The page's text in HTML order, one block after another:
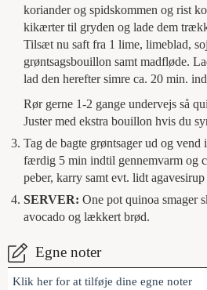
koriander og spidskommen og rist
kikærter til gryden og lade dem
Tilsæt nu saft fra 1 lime, limeblad,
grøntsagsbouillon samt madfløde.
lad den herefter simre ca. 20 min.
Rør gerne 1-2 gange undervejs så
Juster med ekstra bouillon hvis du
Tag de bagte grøntsager ud og
færdig 5 min indtil gennemvarm og
peber, karry samt evt. lidt
SERVER: One pot quinoa smager
avocado og lækkert brød.
Egne noter
Klik her for at tilføje dine egne noter